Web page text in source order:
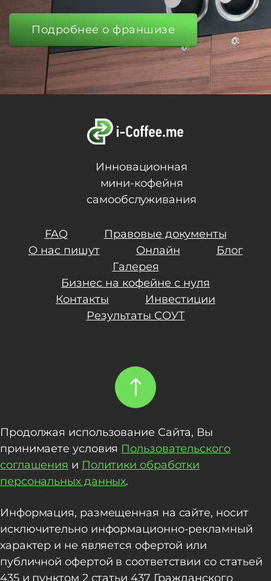
Подробнее о франшизе
Инновационная
мини-кофейня
самообслуживания
FAQ
Правовые документы
О нас пишут
Онлайн
Блог
Галерея
Бизнес на кофейне с нуля
Контакты
Инвестиции
Результаты СОУТ
Продолжая использование Сайта, Вы
принимаете условия Пользовательского
соглашения и Политики обработки
персональных данных.
Информация, размещенная на сайте, носит
исключительно информационно-рекламный
характер и не является офертой или
публичной офертой в соответствии со статьей
435 и пунктом 2 статьи 437 Гражданского